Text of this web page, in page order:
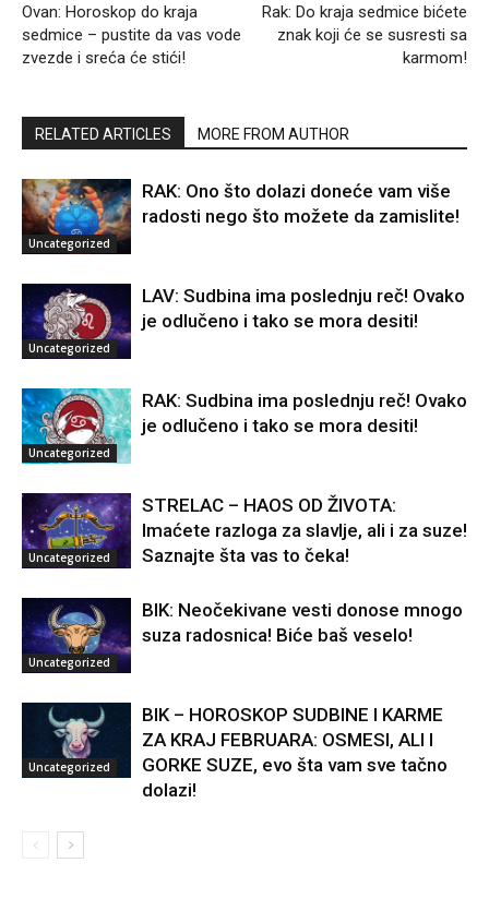
Ovan: Horoskop do kraja
sedmice – pustite da vas vode
zvezde i sreća će stići!
Rak: Do kraja sedmice bićete
znak koji će se susresti sa
karmom!
RELATED ARTICLES MORE FROM AUTHOR
Uncategorized
RAK: Ono što dolazi doneće vam više
radosti nego što možete da zamislite!
Uncategorized
LAV: Sudbina ima poslednju reč! Ovako
je odlučeno i tako se mora desiti!
Uncategorized
RAK: Sudbina ima poslednju reč! Ovako
je odlučeno i tako se mora desiti!
Uncategorized
STRELAC – HAOS OD ŽIVOTA:
Imaćete razloga za slavlje, ali i za suze!
Saznajte šta vas to čeka!
Uncategorized
BIK: Neočekivane vesti donose mnogo
suza radosnica! Biće baš veselo!
Uncategorized
BIK – HOROSKOP SUDBINE I KARME
ZA KRAJ FEBRUARA: OSMESI, ALI I
GORKE SUZE, evo šta vam sve tačno
dolazi!